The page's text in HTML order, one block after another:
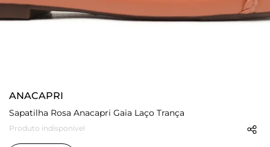
ANACAPRI
Sapatilha Rosa Anacapri Gaia Laço Trança
Produto indisponível